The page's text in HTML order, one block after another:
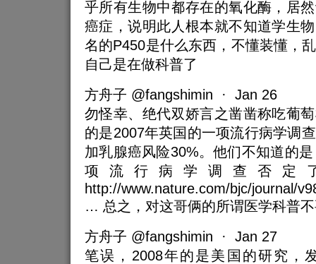
乎所有生物中都存在的氧化酶，居
癌症，说明此人根本就不知道学生
名的P450是什么东西，不懂装懂，
自己是在做科普了
方舟子 @fangshimin · Jan 26
勿怪幸、绝代双娇言之凿凿称吃葡
的是2007年英国的一项流行病学调
加乳腺癌风险30%。他们不知道的
项流行病学调查否定
http://www.nature.com/bjc/journal/
… 总之，对这哥俩的所谓医学科普
方舟子 @fangshimin · Jan 27
笔误，2008年的是美国的研究，